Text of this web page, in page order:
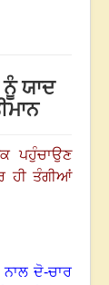
ਯਾਦ
ਪਹੁੰਚਾਉਣ
ਹੀ ਤੰਗੀਆਂ
ਦੋ-ਚਾਰ